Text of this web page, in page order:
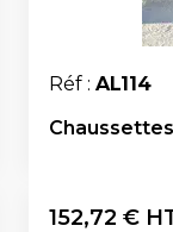
Réf : AL114
152,72 €